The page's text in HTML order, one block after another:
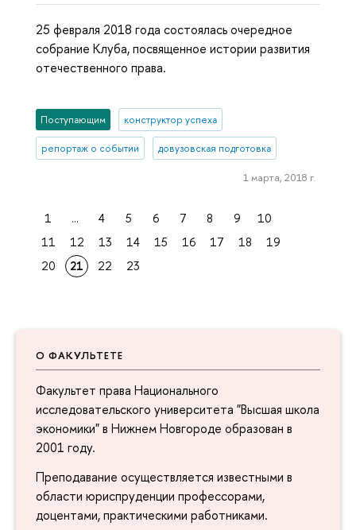
О ФАКУЛЬТЕТЕ
Факультет права Национального
исследовательского университета "Высшая школа
экономики" в Нижнем Новгороде образован в
2001 году.
Преподавание осуществляется известными в
области юриспруденции профессорами,
доцентами, практическими работниками.
25 февраля 2018 года состоялась очередное
собрание Клуба, посвященное истории развития
отечественного права.
Поступающим конструктор успеха
репортаж о событии довузовская подготовка
1 марта, 2018 г.
1 ... 4 5 6 7 8 9
10
11
12 13 14 15 16 17 18
19
20
21 22 23